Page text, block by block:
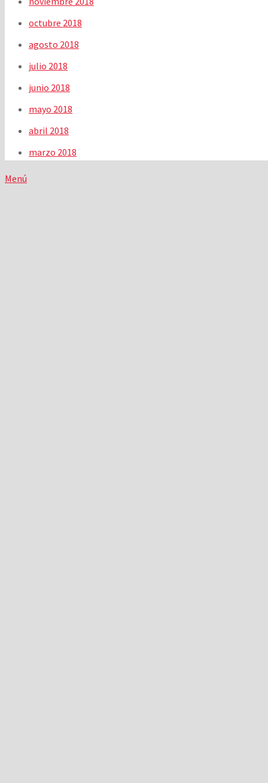
octubre 2018
agosto 2018
julio 2018
junio 2018
mayo 2018
abril 2018
marzo 2018
Menú